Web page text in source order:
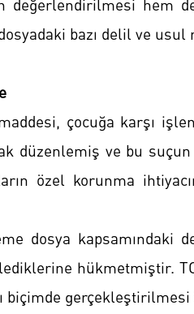
bazı delil ve
çocuğa karşı
düzenlemiş ve bu
özel korunma
dosya
hükmetmiştir.
biçimde